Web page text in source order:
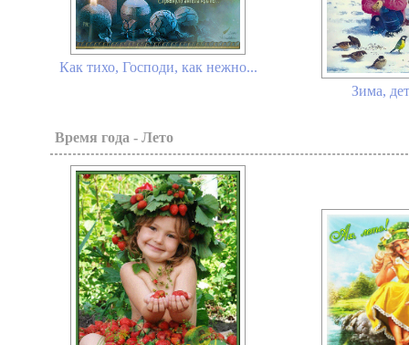
Как тихо, Господи, как нежно...
Зима,
Время года - Лето